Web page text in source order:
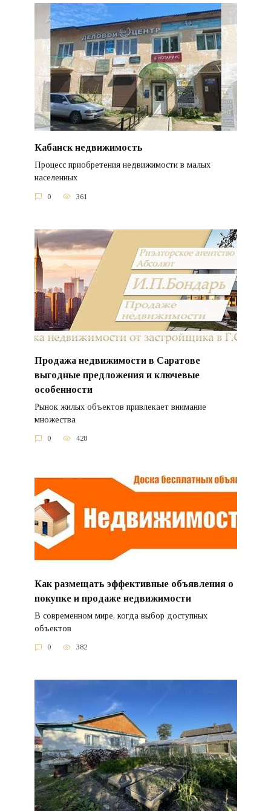
Кабанск недвижимость
Процесс приобретения недвижимости в малых
населенных
0 361
Продажа недвижимости в Саратове
выгодные предложения и ключевые
особенности
Рынок жилых объектов привлекает внимание
множества
0 428
Как размещать эффективные объявления о
покупке и продаже недвижимости
В современном мире, когда выбор доступных
объектов
0 382